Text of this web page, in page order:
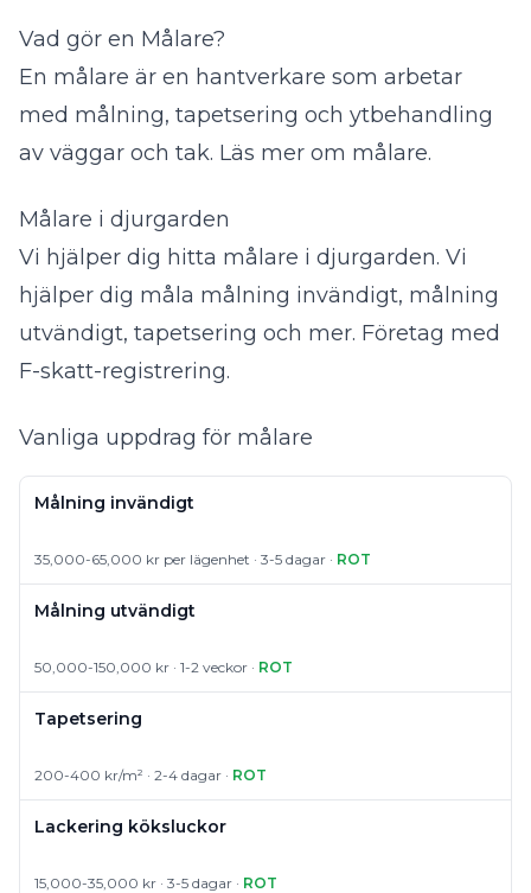
Vad gör en Målare?
En målare är en hantverkare som arbetar
med målning, tapetsering och ytbehandling
av väggar och tak. Läs mer om målare.
Målare i djurgarden
Vi hjälper dig hitta målare i djurgarden. Vi
hjälper dig måla målning invändigt, målning
utvändigt, tapetsering och mer. Företag med
F-skatt-registrering.
Vanliga uppdrag för målare
Målning invändigt
35,000-65,000 kr per lägenhet · 3-5 dagar · ROT
Målning utvändigt
50,000-150,000 kr · 1-2 veckor · ROT
Tapetsering
200-400 kr/m² · 2-4 dagar · ROT
Lackering köksluckor
15,000-35,000 kr · 3-5 dagar · ROT